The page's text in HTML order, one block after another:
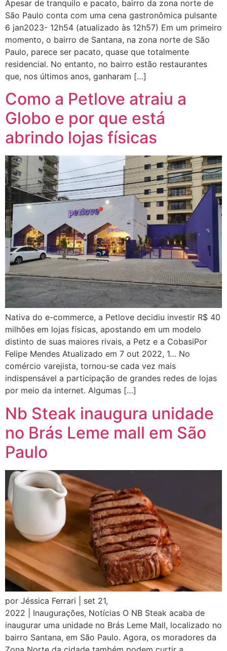
Apesar de tranquilo e pacato, bairro da zona norte de
São Paulo conta com uma cena gastronômica pulsante
6 jan2023- 12h54 (atualizado às 12h57) Em um primeiro
momento, o bairro de Santana, na zona norte de São
Paulo, parece ser pacato, quase que totalmente
residencial. No entanto, no bairro estão restaurantes
que, nos últimos anos, ganharam […]
Como a Petlove atraiu a
Globo e por que está
abrindo lojas físicas
Nativa do e-commerce, a Petlove decidiu investir R$ 40
milhões em lojas físicas, apostando em um modelo
distinto de suas maiores rivais, a Petz e a CobasiPor
Felipe Mendes Atualizado em 7 out 2022, 1… No
comércio varejista, tornou-se cada vez mais
indispensável a participação de grandes redes de lojas
por meio da internet. Algumas […]
Nb Steak inaugura unidade
no Brás Leme mall em São
Paulo
por Jéssica Ferrari | set 21,
2022 | Inaugurações, Notícias O NB Steak acaba de
inaugurar uma unidade no Brás Leme Mall, localizado no
bairro Santana, em São Paulo. Agora, os moradores da